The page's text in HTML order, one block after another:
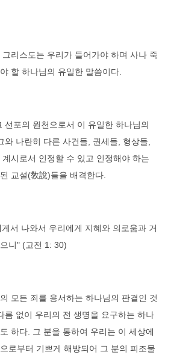
리스도는 우리가 들어가야 하며 사나 죽
할 하나님의 유일한 말씀이다.
선포의 원천으로서 이 유일한 하나님의
와 나란히 다른 사건들, 권세들, 형상들,
시로서 인정할 수 있고 인정해야 하는
교설(敎說)들을 배격한다.
서 나와서 우리에게 지혜와 의로움과 거
니" (고전 1: 30)
모든 죄를 용서하는 하나님의 판결인 것
름 없이 우리의 전 생명을 요구하는 하나
하다. 그 분을 통하여 우리는 이 세상에
로부터 기쁘게 해방되어 그 분의 피조물